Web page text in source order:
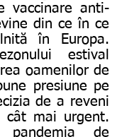
vaccinare anti-
din ce în ce
în Europa.
estival
oamenilor de
presiune pe
de a reveni
cât mai urgent.
pandemia de